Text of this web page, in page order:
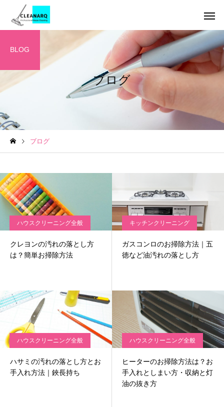
チタンコー
キッチンクリ
雑巾が向いていない掃除場
汚れを広げる理由と正しい
掃除方法
年1回は必ず掃除したい
る道具でできる掃除方
ブログ
BLOG
ブログ
ハウスクリーニング全般
クレヨンの汚れの落とし方
は？簡単お掃除方法
キッチンクリーニング
ガスコンロのお掃除方法｜五
徳など油汚れの落とし方
ハウスクリーニング全般
ハサミの汚れの落とし方とお
手入れ方法｜鋏長持ち
ハウスクリーニング全般
ヒーターのお掃除方法は？お
手入れとしまい方・収納と灯
油の抜き方